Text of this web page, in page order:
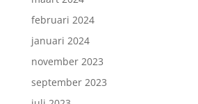
februari 2024
januari 2024
november 2023
september 2023